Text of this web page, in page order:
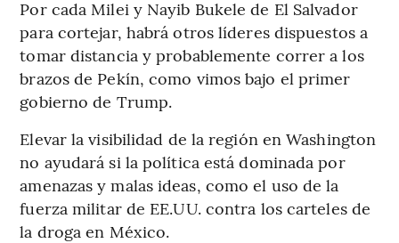
Por cada Milei y Nayib Bukele de El Salvador
para cortejar, habrá otros líderes dispuestos a
tomar distancia y probablemente correr a los
brazos de Pekín, como vimos bajo el primer
gobierno de Trump.
Elevar la visibilidad de la región en Washington
no ayudará si la política está dominada por
amenazas y malas ideas, como el uso de la
fuerza militar de EE.UU. contra los carteles de
la droga en México.